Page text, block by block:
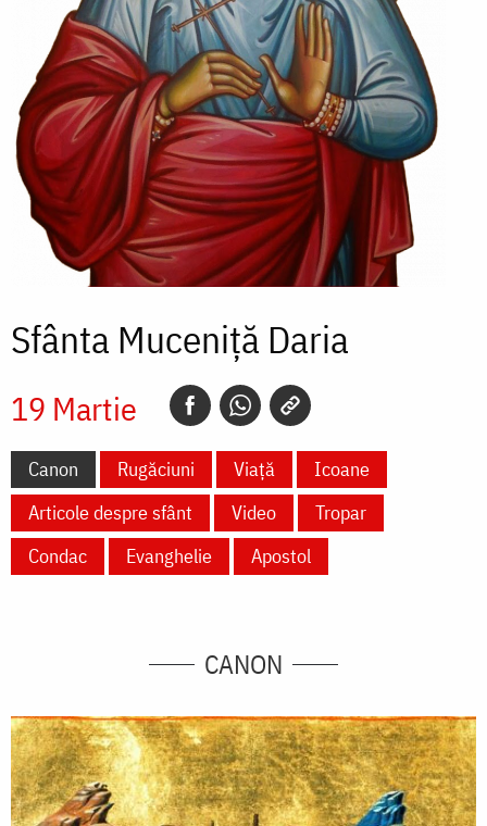
Sfânta Muceniță Daria
19 Martie
Canon Rugăciuni Viață
Icoane
Articole despre sfânt
Video
Tropar
Condac
Evanghelie Apostol
CANON